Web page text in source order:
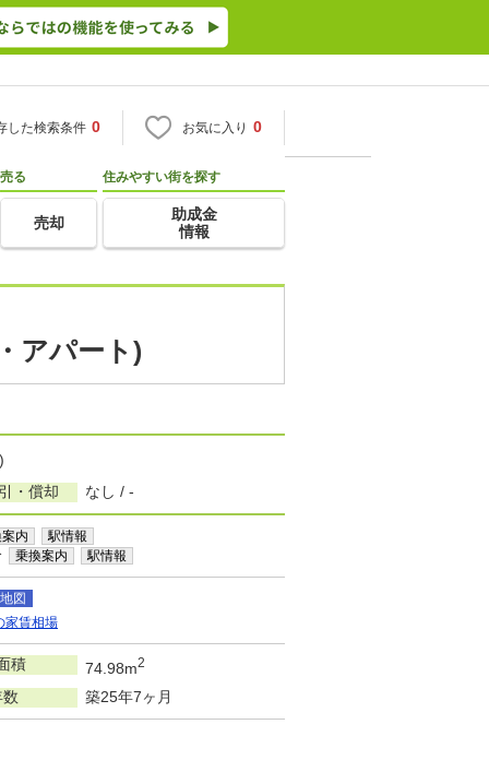
した検索条件 0 お気に入り 0
売る
売却
住みやすい街を探す
助成金
情報
アパート)
・償却 なし / -
内 駅情報
乗換案内 駅情報
図
家賃相場
積 74.98m2
築25年7ヶ月